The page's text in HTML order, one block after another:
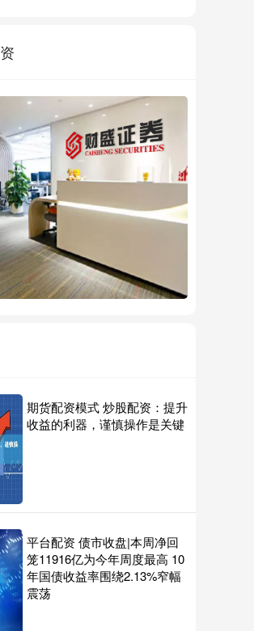
期货配资模式 炒股配资：提升
收益的利器，谨慎操作是关键
平台配资 债市收盘|本周净回
笼11916亿为今年周度最高 10
年国债收益率围绕2.13%窄幅
震荡